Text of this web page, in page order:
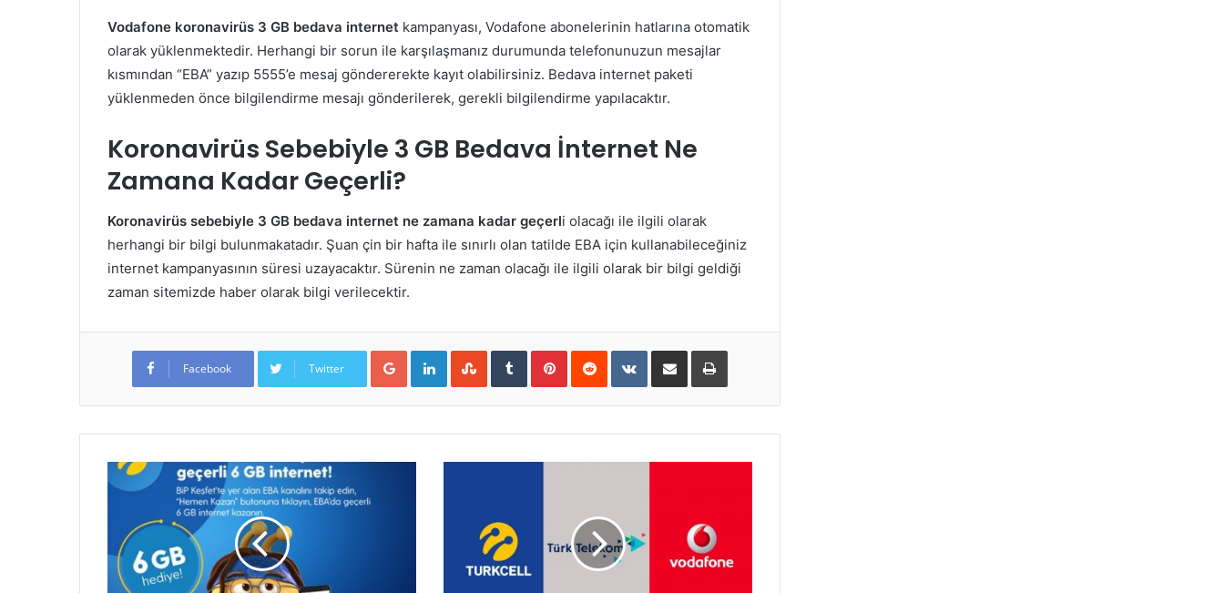
Vodafone koronavirüs 3 GB bedava internet kampanyası, Vodafone abonelerinin hatlarına otomatik
olarak yüklenmektedir. Herhangi bir sorun ile karşılaşmanız durumunda telefonunuzun mesajlar
kısmından “EBA” yazıp 5555’e mesaj göndererekte kayıt olabilirsiniz. Bedava internet paketi
yüklenmeden önce bilgilendirme mesajı gönderilerek, gerekli bilgilendirme yapılacaktır.
Koronavirüs Sebebiyle 3 GB Bedava İnternet Ne
Zamana Kadar Geçerli?
Koronavirüs sebebiyle 3 GB bedava internet ne zamana kadar geçerli olacağı ile ilgili olarak
herhangi bir bilgi bulunmakatadır. Şuan çin bir hafta ile sınırlı olan tatilde EBA için kullanabileceğiniz
internet kampanyasının süresi uzayacaktır. Sürenin ne zaman olacağı ile ilgili olarak bir bilgi geldiği
zaman sitemizde haber olarak bilgi verilecektir.
Facebook Twitter
Google+LinkedInStumbleUpon
TumblrPinterestReddit VKontakteE-Posta ile paylaş Yazdır